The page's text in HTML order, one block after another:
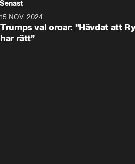
Senast
15 NOV. 2024
Trumps val oroar: ”Hävdat att
har rätt”